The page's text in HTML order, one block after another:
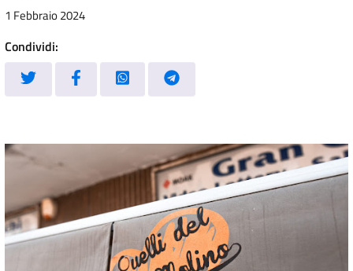
1 Febbraio 2024
Condividi: